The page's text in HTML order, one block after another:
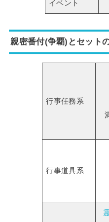
イベント
親密番付(争覇)とセット
行事任務系
行事道具系